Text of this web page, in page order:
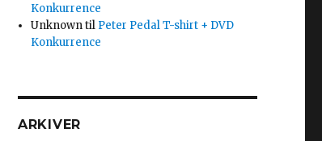
Konkurrence
Unknowntil Peter Pedal T-shirt + DVD
Konkurrence
ARKIVER